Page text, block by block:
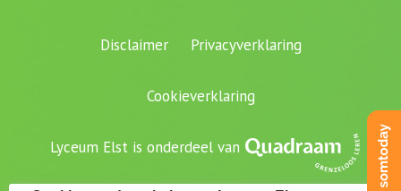
Disclaimer Privacyverklaring
Cookieverklaring
Lyceum Elst is onderdeel van